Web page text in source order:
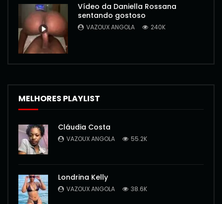
Vídeo da Daniella Rossana
sentando gostoso
VAZOUX ANGOLA 240K
MELHORES PLAYLIST
Cláudia Costa
VAZOUX ANGOLA 55.2K
Londrina Kelly
VAZOUX ANGOLA 38.6K